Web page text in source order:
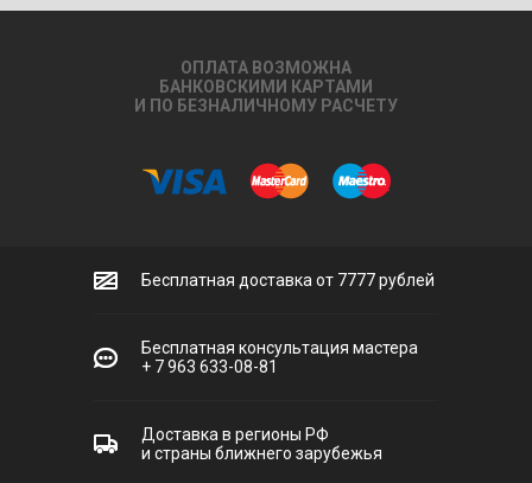
ОПЛАТА ВОЗМОЖНА
БАНКОВСКИМИ КАРТАМИ
И ПО БЕЗНАЛИЧНОМУ РАСЧЕТУ
Бесплатная доставка от 7777 рублей
Бесплатная консультация мастера
+ 7 963 633-08-81
Доставка в регионы РФ
и страны ближнего зарубежья